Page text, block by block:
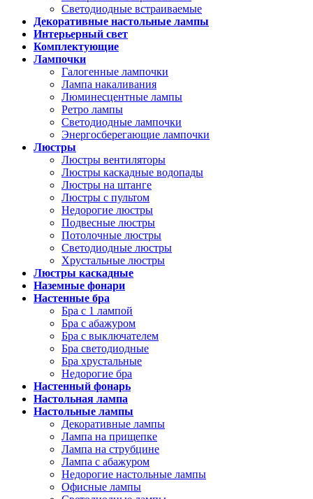
Светодиодные встраиваемые
Декоративные настольные лампы
Интерьерный свет
Комплектующие
Лампочки
Галогенные лампочки
Лампа накаливания
Люминесцентные лампы
Ретро лампы
Светодиодные лампочки
Энергосберегающие лампочки
Люстры
Люстры вентиляторы
Люстры каскадные водопады
Люстры на штанге
Люстры с пультом
Недорогие люстры
Подвесные люстры
Потолочные люстры
Светодиодные люстры
Хрустальные люстры
Люстры каскадные
Наземные фонари
Настенные бра
Бра с 1 лампой
Бра с абажуром
Бра с выключателем
Бра светодиодные
Бра хрустальные
Недорогие бра
Настенный фонарь
Настольная лампа
Настольные лампы
Декоративные лампы
Лампа на прищепке
Лампа на струбцине
Лампа с абажуром
Недорогие настольные лампы
Офисные лампы